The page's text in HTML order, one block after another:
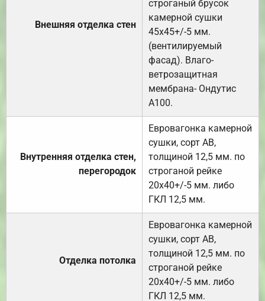
Внешняя отделка стен
строганый брусок
камерной сушки
45х45+/-5 мм.
(вентилируемый
фасад). Влаго-
ветрозащитная
мембрана- Ондутис
А100.
Внутренняя отделка стен,
перегородок
Евровагонка камерной
сушки, сорт АВ,
толщиной 12,5 мм. по
строганой рейке
20х40+/-5 мм. либо
ГКЛ 12,5 мм.
Отделка потолка
Евровагонка камерной
сушки, сорт АВ,
толщиной 12,5 мм. по
строганой рейке
20х40+/-5 мм. либо
ГКЛ 12,5 мм.